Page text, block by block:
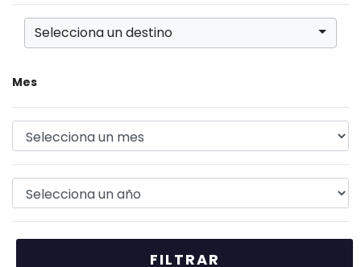
Selecciona un destino
Mes